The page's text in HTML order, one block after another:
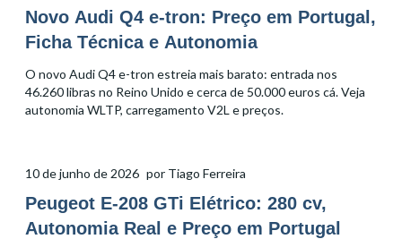
Novo Audi Q4 e-tron: Preço em Portugal,
Ficha Técnica e Autonomia
O novo Audi Q4 e-tron estreia mais barato: entrada nos
46.260 libras no Reino Unido e cerca de 50.000 euros cá. Veja
autonomia WLTP, carregamento V2L e preços.
10 de junho de 2026 por Tiago Ferreira
Peugeot E-208 GTi Elétrico: 280 cv,
Autonomia Real e Preço em Portugal